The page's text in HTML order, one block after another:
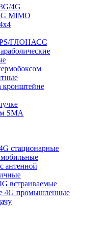
4G
MIMO
ГЛОНАСС
кронштейне
SMA
стационарные
антенной
встраиваемые
4G промышленные